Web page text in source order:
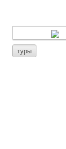
туры